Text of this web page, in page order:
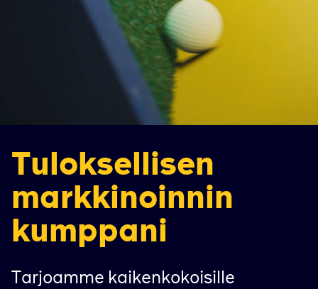
Tuloksellisen
markkinoinnin
kumppani
Tarjoamme kaikenkokoisille